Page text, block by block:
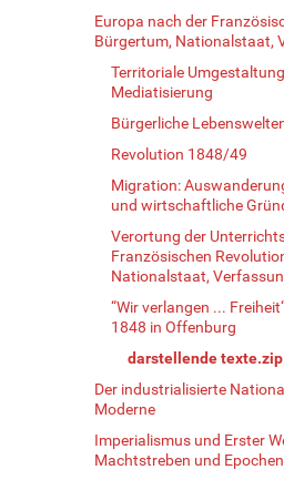
Europa nach der
Bürgertum, Nationalstaat,
Territoriale
Mediatisierung
Bürgerliche
Revolution 1848/49
Migration:
und wirtschaftliche
Verortung der
Französischen
Nationalstaat,
“Wir verlangen ...
1848 in Offenburg
darstellende texte.zip
Der industrialisierte
Moderne
Imperialismus und Erster
Machtstreben und